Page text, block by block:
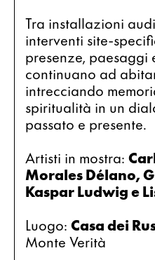
Tra installazioni
interventi site-
presenze,
continuano ad
intrecciando
spiritualità in un
passato e presente.
Artisti in mostra:
Morales Délano,
Kaspar Ludwig e
Luogo: Casa dei
Monte Verità